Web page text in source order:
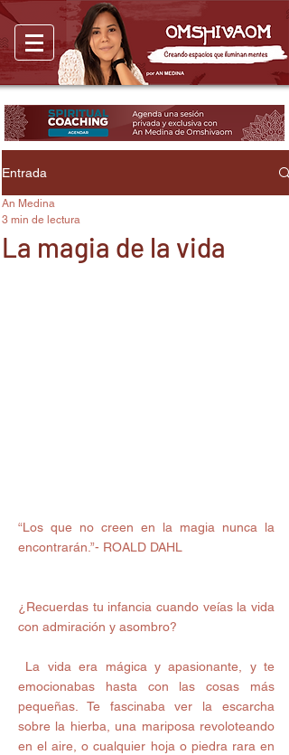
Entrada
La magia de la vida
An Medina
3 min de lectura
“Los que no creen en la magia nunca la
encontrarán.”- ROALD DAHL
¿Recuerdas tu infancia cuando veías la vida
con admiración y asombro?
emocionabas hasta con las cosas más
pequeñas. Te fascinaba ver la escarcha
sobre la hierba, una mariposa revoloteando
en el aire, o cualquier hoja o piedra rara en